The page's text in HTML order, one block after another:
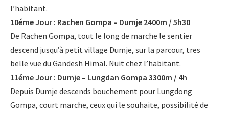
l’habitant.
10éme Jour : Rachen Gompa – Dumje 2400m / 5h30
De Rachen Gompa, tout le long de marche le sentier
descend jusqu’à petit village Dumje, sur la parcour, tres
belle vue du Gandesh Himal. Nuit chez l’habitant.
11éme Jour : Dumje – Lungdan Gompa 3300m / 4h
Depuis Dumje descends bouchement pour Lungdong
Gompa, court marche, ceux qui le souhaite, possibilité de